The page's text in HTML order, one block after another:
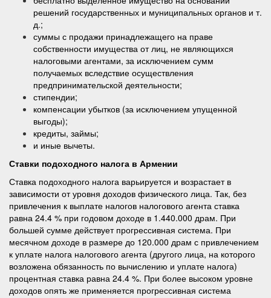
решений государственных и муниципальных органов и т.
д.;
суммы с продажи принадлежащего на праве
собственности имущества от лиц, не являющихся
налоговыми агентами, за исключением сумм
получаемых вследствие осуществления
предпринимательской деятельности;
стипендии;
компенсации убытков (за исключением упущенной
выгоды);
кредиты, займы;
и иные вычеты.
Ставки подоходного налога в Армении
Ставка подоходного налога варьируется и возрастает в
зависимости от уровня доходов физического лица. Так, без
привлечения к выплате налогов налогового агента ставка
равна 24.4 % при годовом доходе в 1.440.000 драм. При
большей сумме действует прогрессивная система. При
месячном доходе в размере до 120.000 драм с привлечением
к уплате налога налогового агента (другого лица, на которого
возложена обязанность по вычислению и уплате налога)
процентная ставка равна 24.4 %. При более высоком уровне
доходов опять же применяется прогрессивная система